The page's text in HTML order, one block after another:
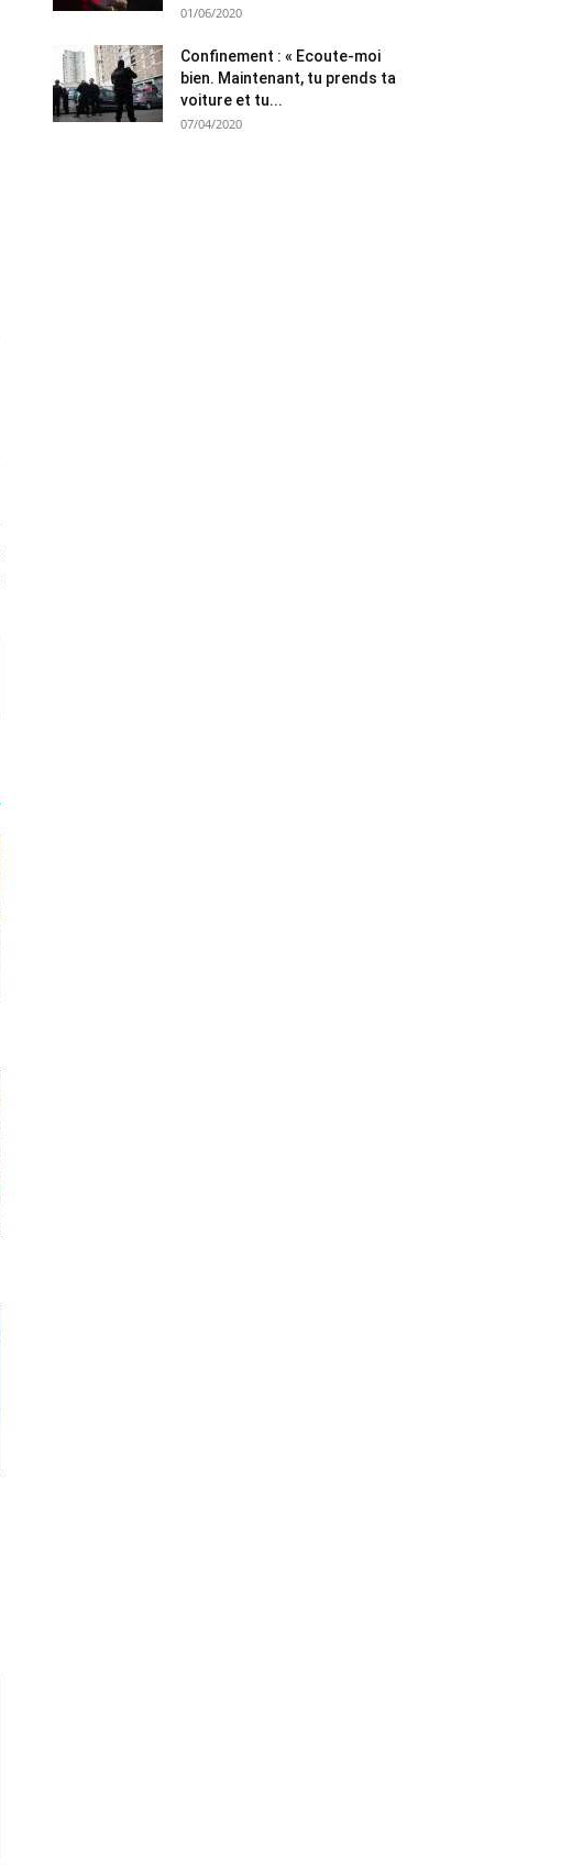
01/06/2020
Confinement : « Ecoute-moi
bien. Maintenant, tu prends ta
voiture et tu...
07/04/2020